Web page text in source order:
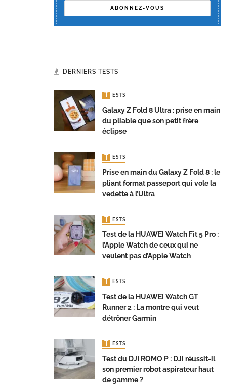
DERNIERS TESTS
TESTS
Galaxy Z Fold 8 Ultra : prise en main
du pliable que son petit frère
éclipse
TESTS
Prise en main du Galaxy Z Fold 8 : le
pliant format passeport qui vole la
vedette à l’Ultra
TESTS
Test de la HUAWEI Watch Fit 5 Pro :
l’Apple Watch de ceux qui ne
veulent pas d’Apple Watch
TESTS
Test de la HUAWEI Watch GT
Runner 2 : La montre qui veut
détrôner Garmin
TESTS
Test du DJI ROMO P : DJI réussit-il
son premier robot aspirateur haut
de gamme ?